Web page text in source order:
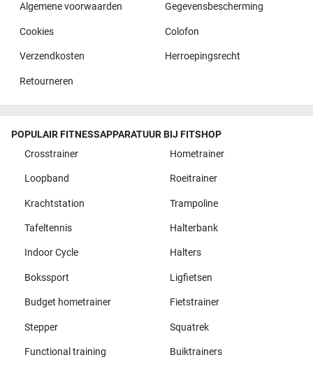
Algemene voorwaarden
Gegevensbescherming
Cookies Colofon
Verzendkosten Herroepingsrecht
Retourneren
POPULAIR FITNESSAPPARATUUR BIJ FITSHOP
Crosstrainer
Hometrainer
Loopband Roeitrainer
Krachtstation Trampoline
Tafeltennis Halterbank
Indoor Cycle Halters
Bokssport Ligfietsen
Budget hometrainer Fietstrainer
Stepper Squatrek
Functional training Buiktrainers